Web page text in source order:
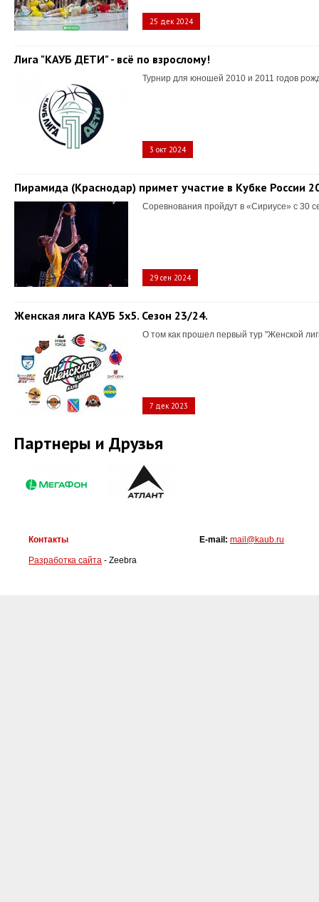
25 дек 2024
Лига "КАУБ ДЕТИ" - всё по взрослому!
Турнир для юношей 2010 и 2011 годов
3 окт 2024
Пирамида (Краснодар) примет участие в Кубке России
Соревнования пройдут в «Сириусе» с 30
29 сен 2024
Женская лига КАУБ 5х5. Сезон 23/24.
О том как прошел первый тур "Женской
7 дек 2023
Партнеры и Друзья
Контакты
Разработка сайта - Zeebra
E-mail: mail@kaub.ru